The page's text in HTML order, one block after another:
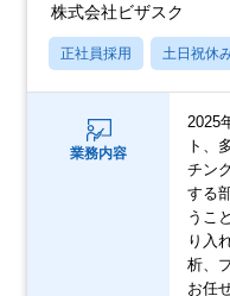
株式会社ビザスク
正社員採用 土日祝休
業務内容
2025
ト、
チン
する
うこ
り入
析、
お任